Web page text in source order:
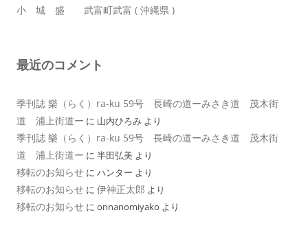
小 城 盛 武富町武富 ( 沖縄県 )
最近のコメント
季刊誌 樂（らく）ra-ku 59号 長崎の道ーみさき道 茂木街
道 浦上街道ー に 山内ひろみ より
季刊誌 樂（らく）ra-ku 59号 長崎の道ーみさき道 茂木街
道 浦上街道ー に 半田弘美 より
移転のお知らせ に ハンター より
移転のお知らせ に 伊神正太郎 より
移転のお知らせ に onnanomiyako より